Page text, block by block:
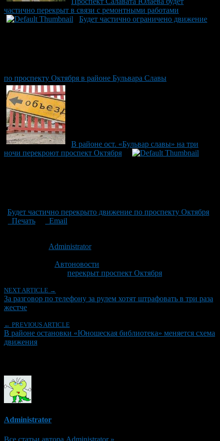
частично перекрыт в связи с ремонтными работами
Будет частично ограничено движение
по проспекту Октября в районе Бульвара Славы
В районе ост. «Бульвар славы» на три
ночи перекроют проспект Октября
Будет частично перекрыто движение по проспекту Октября
Печать
Email
Administrator
Автоновости
перекрыт проспект Октября
NEXT ARTICLE →
За разговор по телефону за рулем хотят штрафовать в три раза
жестче
← PREVIOUS ARTICLE
В районе остановки «Юношеская библиотека» меняется схема
движения
Administrator
Все статьи автора Administrator »